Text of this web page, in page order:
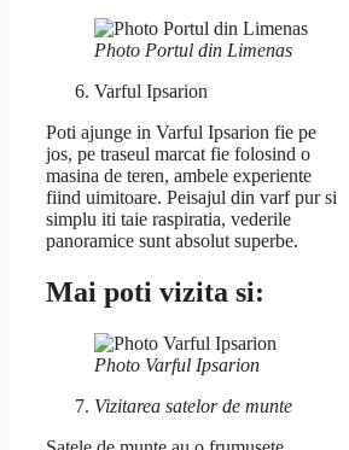
Photo Portul din Limenas
Varful Ipsarion
Poti ajunge in Varful Ipsarion fie pe
jos, pe traseul marcat fie folosind o
masina de teren, ambele experiente
fiind uimitoare. Peisajul din varf pur si
simplu iti taie raspiratia, vederile
panoramice sunt absolut superbe.
Mai poti vizita si:
Photo Varful Ipsarion
Vizitarea satelor de munte